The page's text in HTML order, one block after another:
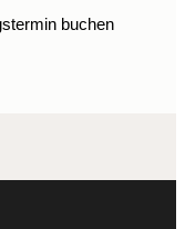
buchen